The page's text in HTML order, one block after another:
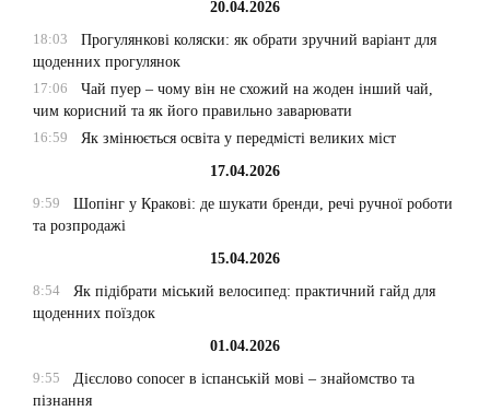
20.04.2026
18:03
Прогулянкові коляски: як обрати зручний варіант для
щоденних прогулянок
17:06
Чай пуер – чому він не схожий на жоден інший чай,
чим корисний та як його правильно заварювати
16:59
Як змінюється освіта у передмісті великих міст
17.04.2026
9:59
Шопінг у Кракові: де шукати бренди, речі ручної роботи
та розпродажі
15.04.2026
8:54
Як підібрати міський велосипед: практичний гайд для
щоденних поїздок
01.04.2026
9:55
Дієслово conocer в іспанській мові – знайомство та
пізнання